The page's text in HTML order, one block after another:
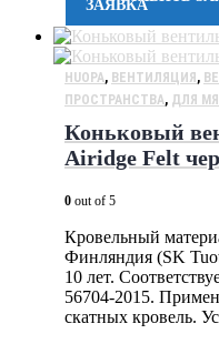
HUOPA, ВЕНТИЛЯЦИЯ,
ПРОСТРАНСТВА, ДЛЯ
Коньковый
Airidge Felt
0 out of 5
Кровельный
Финляндия (SK
10 лет.
56704-2015.
скатных кровель.